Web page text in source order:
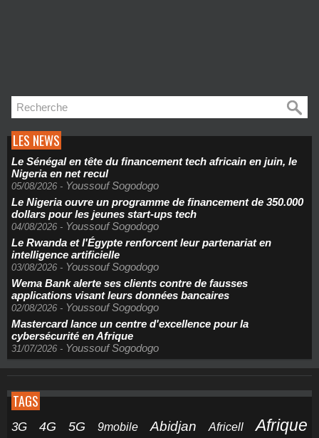
LES NEWS
Le Sénégal en tête du financement tech africain en juin, le
Nigeria en net recul
05/08/2026 - Youssouf Sogodogo
Le Nigeria ouvre un programme de financement de 350.000
dollars pour les jeunes start-ups tech
04/08/2026 - Youssouf Sogodogo
Le Rwanda et l'Égypte renforcent leur partenariat en
intelligence artificielle
03/08/2026 - Youssouf Sogodogo
Wema Bank alerte ses clients contre de fausses
applications visant leurs données bancaires
02/08/2026 - Youssouf Sogodogo
Mastercard lance un centre d'excellence pour la
cybersécurité en Afrique
31/07/2026 - Youssouf Sogodogo
TAGS
3G 4G 5G 9mobile Abidjan Africell Afrique